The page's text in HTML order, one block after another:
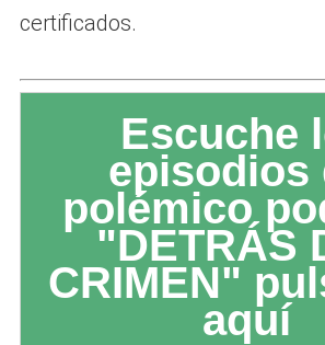
certificados.
Escuche
episodios
polémico
"DETRÁS
CRIMEN"
aquí